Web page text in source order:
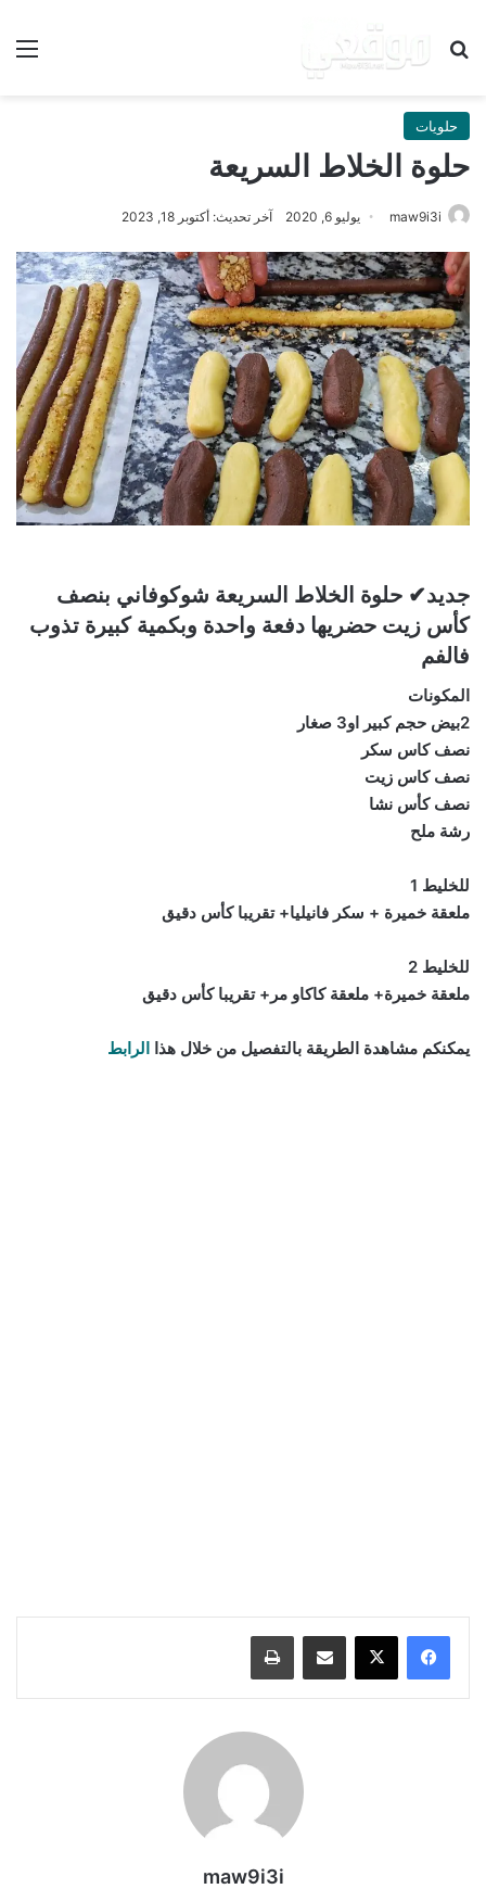
بحث عن
حلويات
حلوة الخلاط السريعة
maw9i3i يوليو 6, 2020 آخر تحديث: أكتوبر 18, 2023
جديد✔ حلوة الخلاط السريعة شوكوفاني بنصف
كأس زيت حضريها دفعة واحدة وبكمية كبيرة تذوب
فالفم
المكونات
2بيض حجم كبير او3 صغار
نصف كاس سكر
نصف كاس زيت
نصف كأس نشا
رشة ملح
للخليط 1
ملعقة خميرة + سكر فانيليا+ تقريبا كأس دقيق
للخليط 2
ملعقة خميرة+ ملعقة كاكاو مر+ تقريبا كأس دقيق
يمكنكم مشاهدة الطريقة بالتفصيل من خلال هذا الرابط
مشاركة عبر البريد طباعة
maw9i3i